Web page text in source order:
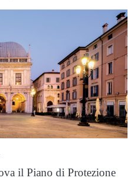
il Piano di Protezione